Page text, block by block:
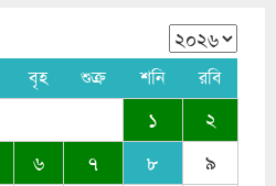
বৃহ শুক্র শনি রবি
১
২
৬ ৭ ৮
৯